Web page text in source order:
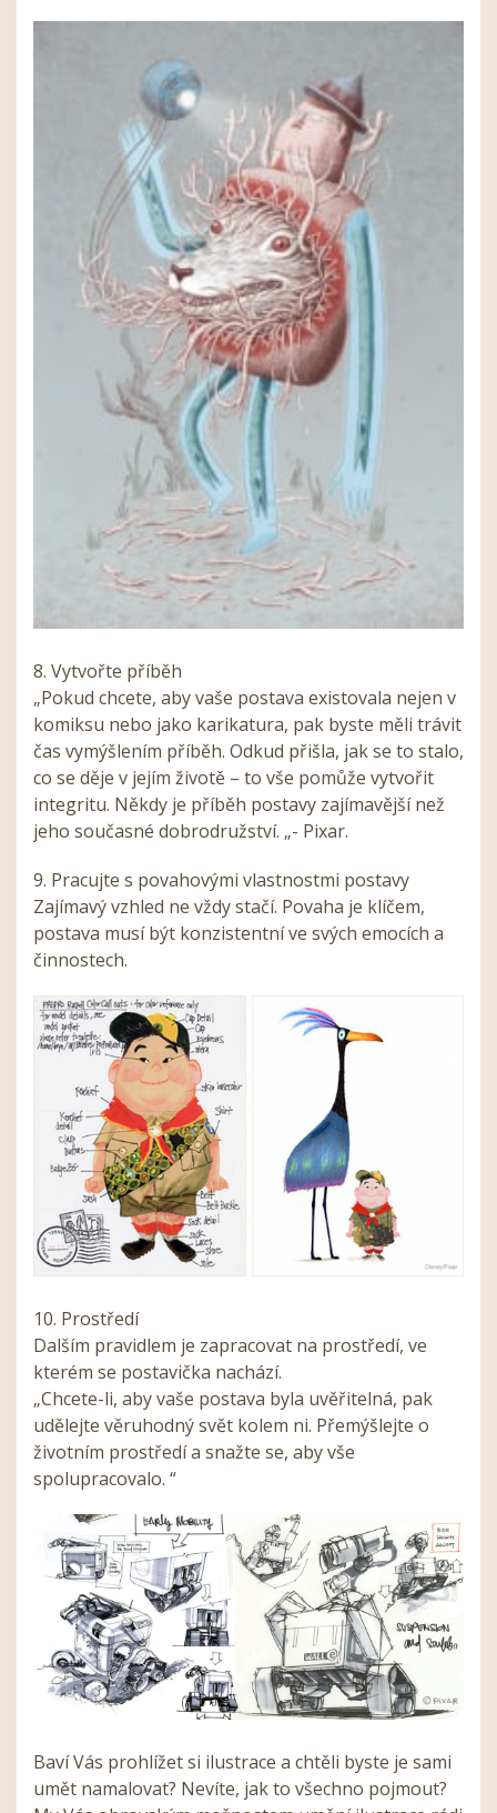
8. Vytvořte příběh
„Pokud chcete, aby vaše postava existovala nejen v
komiksu nebo jako karikatura, pak byste měli trávit
čas vymýšlením příběh. Odkud přišla, jak se to stalo,
co se děje v jejím životě – to vše pomůže vytvořit
integritu. Někdy je příběh postavy zajímavější než
jeho současné dobrodružství. „- Pixar.
9. Pracujte s povahovými vlastnostmi postavy
Zajímavý vzhled ne vždy stačí. Povaha je klíčem,
postava musí být konzistentní ve svých emocích a
činnostech.
10. Prostředí
Dalším pravidlem je zapracovat na prostředí, ve
kterém se postavička nachází.
„Chcete-li, aby vaše postava byla uvěřitelná, pak
udělejte věruhodný svět kolem ni. Přemýšlejte o
životním prostředí a snažte se, aby vše
spolupracovalo. “
Baví Vás prohlížet si ilustrace a chtěli byste je sami
umět namalovat? Nevíte, jak to všechno pojmout?